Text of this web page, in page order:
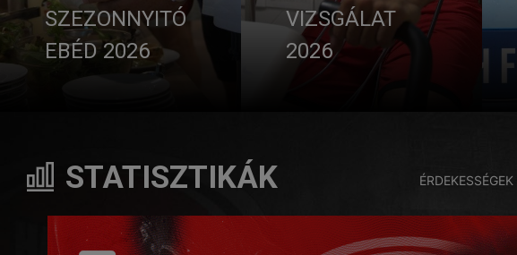
SZEZONNYITÓ
EBÉD 2026
VIZSGÁLAT
2026
STATISZTIKÁK ÉRDEKESSÉGEK